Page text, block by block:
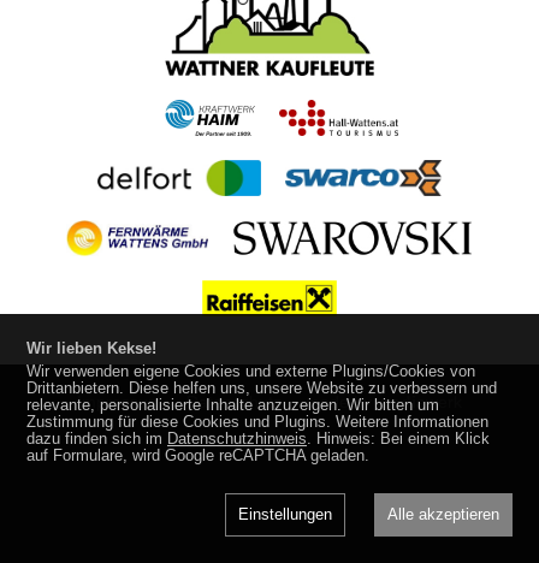
Impressum Datenschutz made bymediawerk
Wir lieben Kekse!
Wir verwenden eigene Cookies und externe Plugins/Cookies von
Drittanbietern. Diese helfen uns, unsere Website zu verbessern und
relevante, personalisierte Inhalte anzuzeigen. Wir bitten um
Zustimmung für diese Cookies und Plugins. Weitere Informationen
dazu finden sich im Datenschutzhinweis. Hinweis: Bei einem Klick
auf Formulare, wird Google reCAPTCHA geladen.
Einstellungen Alle akzeptieren